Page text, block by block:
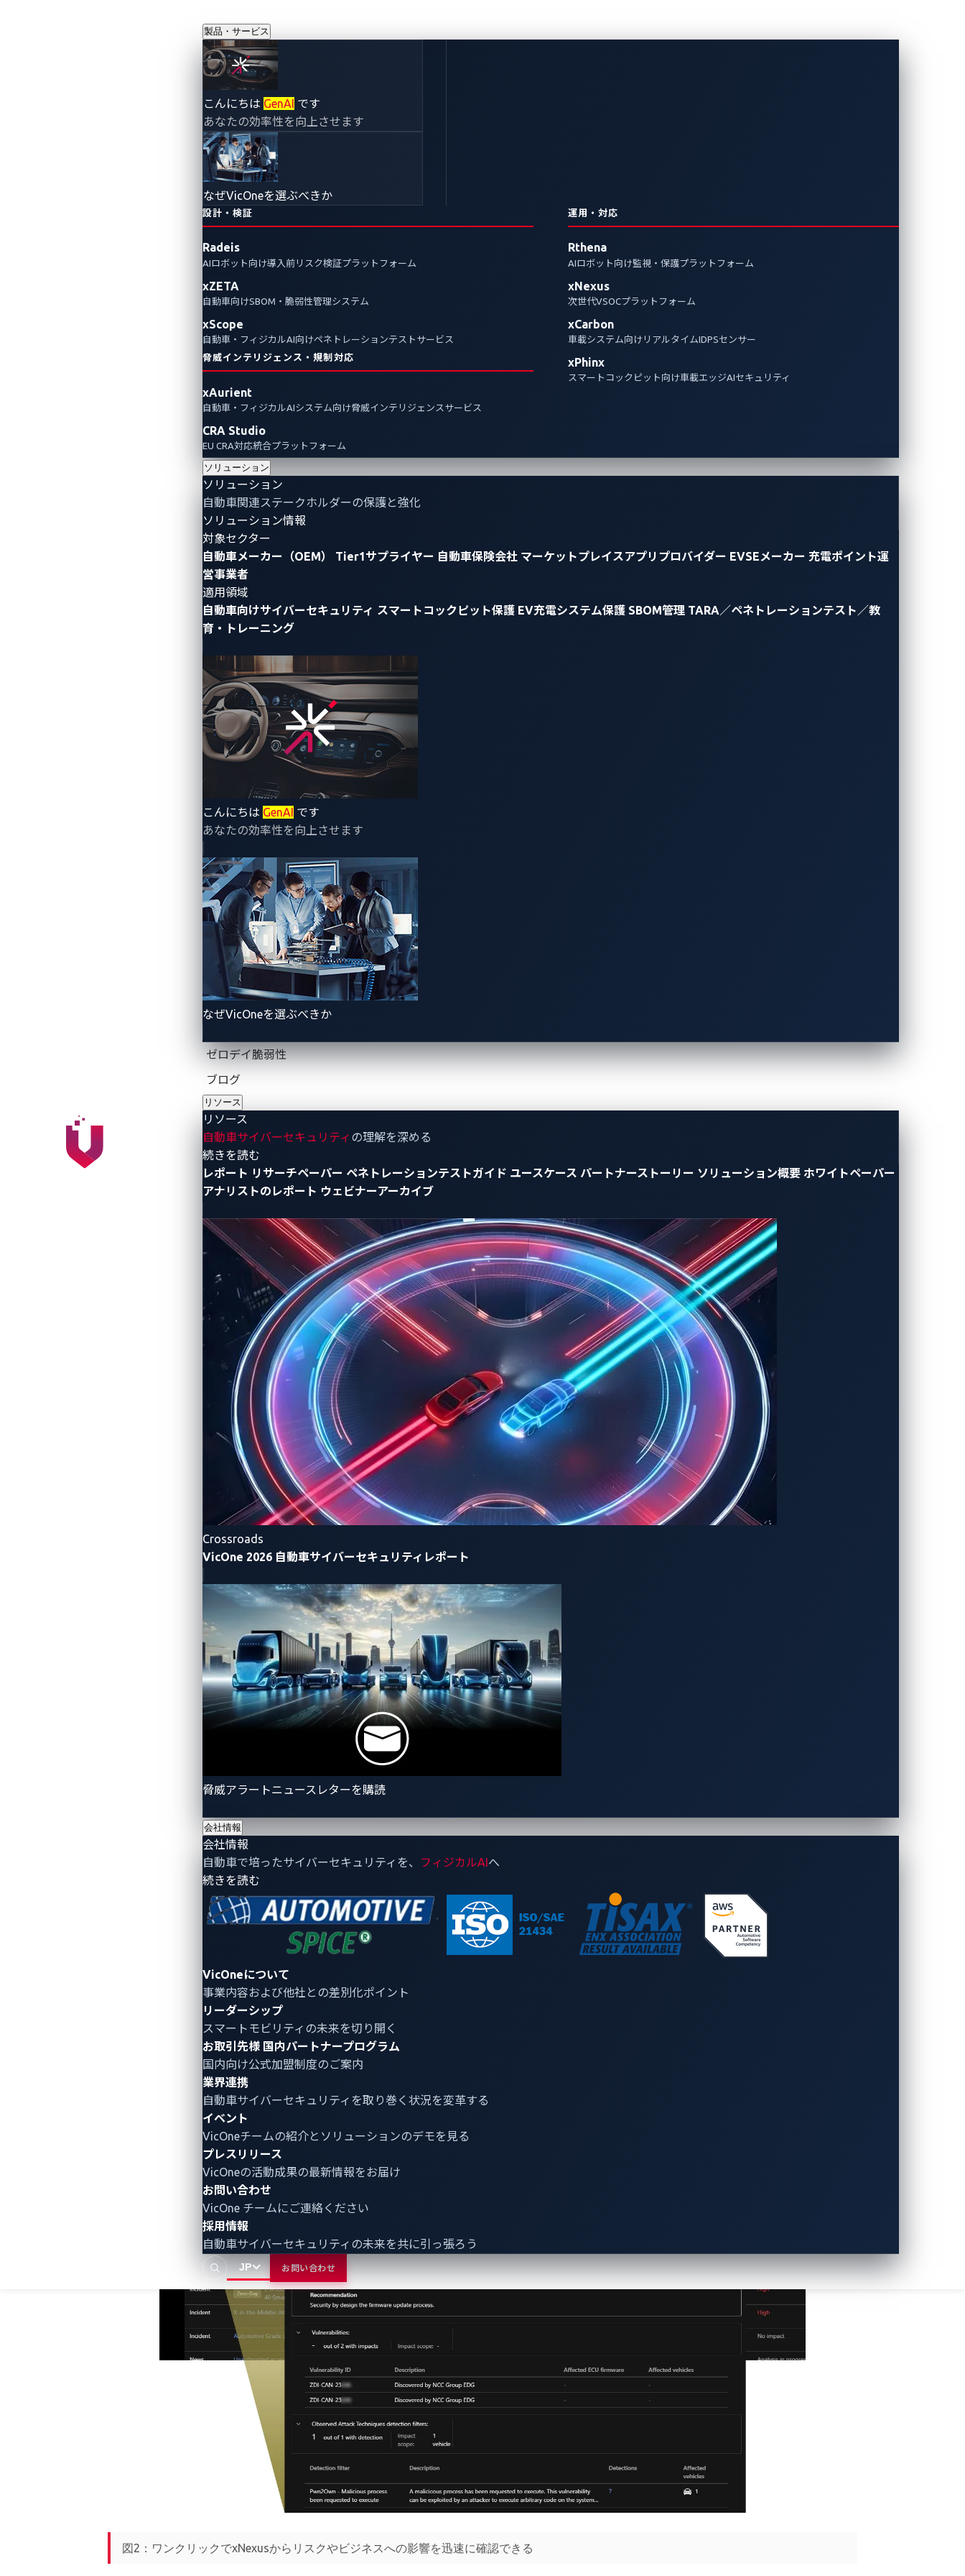
製品・サービス
こんにちは GenAI です
あなたの効率性を向上させます
なぜVicOneを選ぶべきか
設計・検証
Radeis
AIロボット向け導入前リスク検証プラットフォーム
xZETA
自動車向けSBOM・脆弱性管理システム
xScope
自動車・フィジカルAI向けペネトレーションテストサービス
脅威インテリジェンス・規制対応
xAurient
自動車・フィジカルAIシステム向け脅威インテリジェンスサービス
CRA Studio
EU CRA対応統合プラットフォーム
運用・対応
Rthena
AIロボット向け監視・保護プラットフォーム
xNexus
次世代VSOCプラットフォーム
xCarbon
車載システム向けリアルタイムIDPSセンサー
xPhinx
スマートコックピット向け車載エッジAIセキュリティ
ソリューション
ソリューション
自動車関連ステークホルダーの保護と強化
ソリューション情報
対象セクター
自動車メーカー（OEM）
Tier1サプライヤー 自動車保険会社 マーケットプレイスアプリプロバイダー EVSEメーカー 充電ポイント運
営事業者
適用領域
自動車向けサイバーセキュリティ スマートコックピット保護 EV充電システム保護 SBOM管理 TARA／ペネトレーションテスト／教
育・トレーニング
こんにちは GenAI です
あなたの効率性を向上させます
なぜVicOneを選ぶべきか
ゼロデイ脆弱性
ブログ
リソース
リソース
自動車サイバーセキュリティ の理解を深める
続きを読む
レポート リサーチペーパー ペネトレーションテストガイド ユースケース パートナーストーリー ソリューション概要 ホワイトペーパー
アナリストのレポート ウェビナーアーカイブ
Crossroads
VicOne 2026 自動車サイバーセキュリティレポート
脅威アラートニュースレターを購読
会社情報
会社情報
自動車で培ったサイバーセキュリティを、
フィジカルAIへ
続きを読む
VicOneについて
事業内容および他社との差別化ポイント
リーダーシップ
スマートモビリティの未来を切り開く
お取引先様 国内パートナープログラム
国内向け公式加盟制度のご案内
業界連携
自動車サイバーセキュリティ を取り巻く状況を変革する
イベント
VicOneチームの紹介とソリューションのデモを見る
プレスリリース
VicOneの活動成果の最新情報をお届け
お問い合わせ
VicOne チームにご連絡ください
採用情報
自動車サイバーセキュリティの未来を共に引っ張ろう
JP お問い合わせ
Pwn2Own Automotiveイベントで発見されたゼロ
デイ脆弱性44件はVicOne製品のみが検出可能
2024年1月に開催された3日間のPwn2Own Automotiveイベントで発見されたゼロデイ脆弱性44件を検出できるのは、自動車サ
イバーセキュリティ製品の中ではVicOne製品のみです。
By Ling Cheng (Senior Product Marketing Manager)
では、ゼロデイ脆弱性の重要性と自動車のスレットインテリジェンスにゼロデイ脆弱性情報を組み込む必要性について解説しました。
本稿では、2024年1月24日から26日に東京で開催されたPwn2Own Automotiveイベント
このイベントはVicOneとトレンドマイクロのゼロデイイニシアチブ（ZDI）が主催し、合計49件に及ぶ新規のゼロデイ脆弱性が発見されました。
現在、これらの中で44件の脆弱性を検出できるのは、自動車向けサイバーセキュリティ製品の中ではVicOne製品だけです。これらの脆弱性は、
次世代の車両セキュリティオペレーションセンター（VSOC）プラットフォーム「
って検出可能です。
この中には、参加チームのNCC Group EDGが車載インフォテインメントシステムで人気のファーストパーソンシューティングゲーム
動かすことを可能にした脆弱性も含まれています。また、参加チームのSina Kheirkhahは、メーカーによって通常は無効化されている充電器のカ
メラを起動し、ダンスするRick Astley氏を表示して電気自動車の充電システムを「
これらのゼロデイ関連スレットインテリジェンスによって、VicOneのお客様には、他のセキュリティベンダーから得られない大きなアドバンテー
ジが提供されます。こうした早期検出機能を提供することで、
りも早くリスクやそれらに関する潜在的なビジネスへの影響をプロアクティブに確認することができます。これによりお客様は、自社の車両コン
ポーネントや充電システムがこれらゼロデイ脆弱性44件のいずれかに脆弱かどうかを判断し、潜在的なリスクに対して先手を打つことができま
以下、それぞれの製品から詳細を説明します。
ECUソフトウェアパッケージ内のゼロデイ脆弱性を検出する唯一の方法
既知の脆弱性への対策だけでは、 常に変化する自動車のセキュリティ環境
理システムが既知の脆弱性に主眼を置いているのに対し、VicOneのxZETAは、電子制御ユニット（ECU）やEV充電システムのファームウェアや
バイナリーに存在し得るゼロデイ脆弱性を検出するように設計されています。
xZETAを利用することで、OEM、Tier 1サプライヤー、EV充電システムのサプライヤーは、早期警告を受け、迅速に確認することが可能になりま
す。これにより、ECUや充電システムのソフトウェアパッケージにこれらのゼロデイ脆弱性が含まれているかどうかを検出できます。xZETAは、
これら特定のゼロデイ脆弱性だけでなく、未公開の脆弱性やCWE、標的型サイバー攻撃（APT）、ランサムウェアに至るまで、広範な検出範囲を
提供します（図1参照）。VicOneは、お客様が未知の脆弱性の盲点を解消し、サイバーセキュリティの体制の全体的な強化をサポートします。
図1：xZETAは、ソフトウェアパッケージに存在し得るゼロデイ脆弱性が検出可能な唯一の製品
他に類を見ない保護機能：自動車のゼロデイ脆弱性情報における最高のスレッ
トインテリジェンスを駆使した迅速なリスクアセスメント
自動車のゼロデイ脆弱性を見落とすことは、未知の脆弱性というセキュリティ上の盲点を生じさせる可能性があり、この点からも効果的な自動車
関連のスレットインテリジェンスの役割がいかに重要か分かります。
VicOneによる独自かつ最先端の自動車関連のスレットインテリジェンスを基盤とする次世代VSOCプラットフォーム「xNexus」とフリクションレ
スの車載IDS/IPSである「xCarbon」は、これらのゼロデイ脆弱性に対応しています。お客様は、わずか一回のクリックで「xNexus」を通じてリ
スクおよびビジネスへの影響を迅速に確認でき、使用中のシステムが悪用され得るゼロデイ脆弱性に対して脆弱であるかどうかを判断できます
（図2を参照）。また、VSOCチームは、攻撃経路や感染経路、さらに戦術、技術、手順（TTPs）など、自動車のセキュリティ対策において重要
となる詳細情報にアクセスし、包括的な知見を得ることができます。そして車両が走行中でも充電システムが稼働中でも、「xCarbon」によりこ
れらのゼロデイ脆弱性を検出することが可能であり、自動車メーカーOEMやサプライヤーに安心を提供します。
図2：ワンクリックでxNexusからリスクやビジネスへの影響を迅速に確認できる